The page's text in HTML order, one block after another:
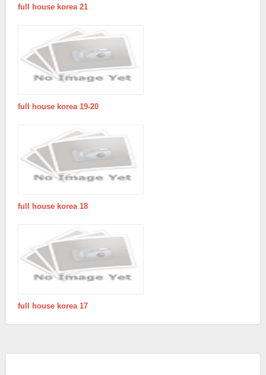
full house korea 21
full house korea 19-20
full house korea 18
full house korea 17